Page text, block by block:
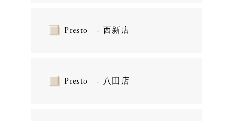
Presto - 西新店
Presto - 八田店